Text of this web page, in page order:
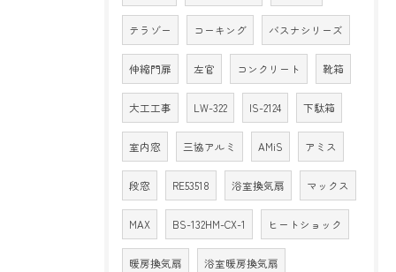
テラゾー コーキング バスナシリーズ
伸縮門扉 左官 コンクリート 靴箱
大工工事 LW-322 IS-2124 下駄箱
室内窓 三協アルミ AMiS アミス
段窓 RE53518 浴室換気扇 マックス
MAX BS-132HM-CX-1 ヒートショック
暖房換気扇 浴室暖房換気扇